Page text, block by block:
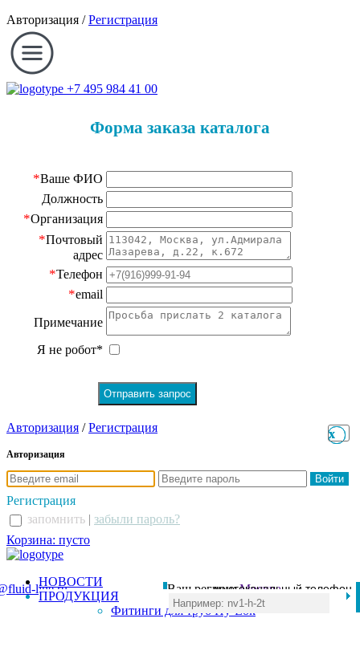
Авторизация /Регистрация
+7 495 984 41 00
Форма заказа каталога
*Ваше ФИО
Должность
*Организация
*Почтовый
адрес
*Телефон
*email
Примечание
Я не робот*
Авторизация /Регистрация x
x
Авторизация
Регистрация
запомнить | забыли пароль?
Корзина: пусто
line.ru многоканальный телефон
+7 (495) 984-41-00
Ваш регион:Москва
НОВОСТИ
ПРОДУКЦИЯ
Фитинги для труб Hy-Lok